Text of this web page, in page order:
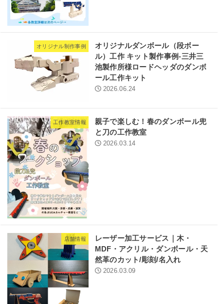
オリジナル制作事例
オリジナルダンボール（段ボー
ル）工作 キット製作事例-三井三
池製作所様ロードヘッダのダンボ
ール工作キット
2026.06.24
工作教室情報
親子で楽しむ！春のダンボール兜
と刀の工作教室
2026.03.14
店舗情報
レーザー加工サービス｜木・
MDF・アクリル・ダンボール・天
然革のカット/彫刻/名入れ
2026.03.09